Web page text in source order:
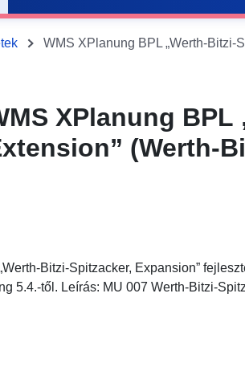
XPlanung
(Werth-
Bitzi-Spitzacker, Expansion”
5.4.-től. Leírás: MU 007 Werth-Bitzi-